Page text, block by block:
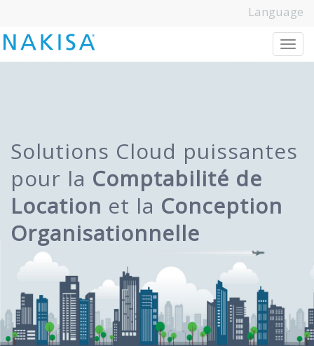
Language
T
o
g
g
l
e
n
a
v
i
g
a
t
i
Solutions Cloud puissantes
pour la Comptabilité de
Location et la Conception
Organisationnelle